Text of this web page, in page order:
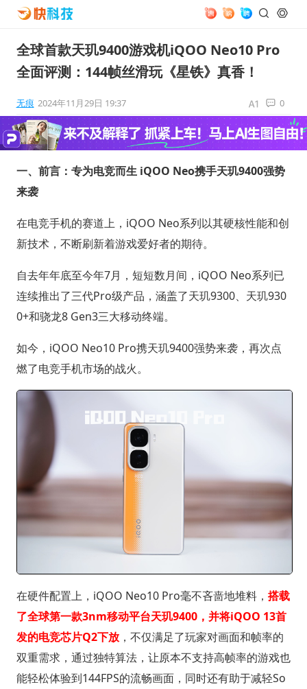
全球首款天玑9400游戏机iQOO Neo10 Pro
全面评测：144帧丝滑玩《星铁》真香！
无痕 2024年11月29日 19:37 0
一、前言：专为电竞而生 iQOO Neo携手天玑9400强势
来袭
在电竞手机的赛道上，iQOO Neo系列以其硬核性能和创
新技术，不断刷新着游戏爱好者的期待。
自去年年底至今年7月，短短数月间，iQOO Neo系列已
连续推出了三代Pro级产品，涵盖了天玑9300、天玑930
0+和骁龙8 Gen3三大移动终端。
如今，iQOO Neo10 Pro携天玑9400强势来袭，再次点
燃了电竞手机市场的战火。
在硬件配置上，iQOO Neo10 Pro毫不吝啬地堆料， 搭载
了全球第一款3nm移动平台天玑9400，并将iQOO 13首
发的电竞芯片Q2下放，不仅满足了玩家对画面和帧率的
双重需求，通过独特算法，让原本不支持高帧率的游戏也
能轻松体验到144FPS的流畅画面，同时还有助于减轻So